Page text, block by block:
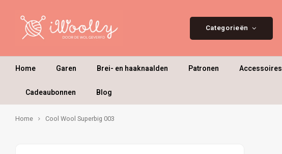
Categorieën
Home Garen Brei- en haaknaalden Patronen Accessoires
Cadeaubonnen Blog
Home Cool Wool Superbig 003